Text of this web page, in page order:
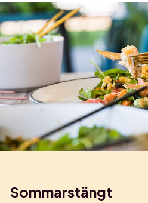
Sommarstängt